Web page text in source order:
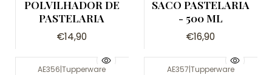
POLVILHADOR DE
PASTELARIA
€14,90
SACO PASTELARIA
- 500 ML
€16,90
AE356|Tupperware AE357|Tupperware